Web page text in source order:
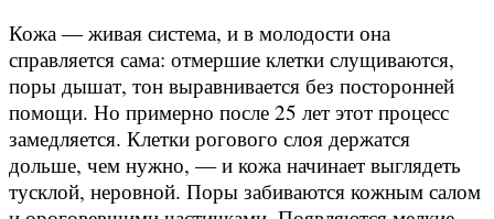
Кожа — живая система, и в молодости она
справляется сама: отмершие клетки слущиваются,
поры дышат, тон выравнивается без посторонней
помощи. Но примерно после 25 лет этот процесс
замедляется. Клетки рогового слоя держатся
дольше, чем нужно, — и кожа начинает выглядеть
тусклой, неровной. Поры забиваются кожным салом